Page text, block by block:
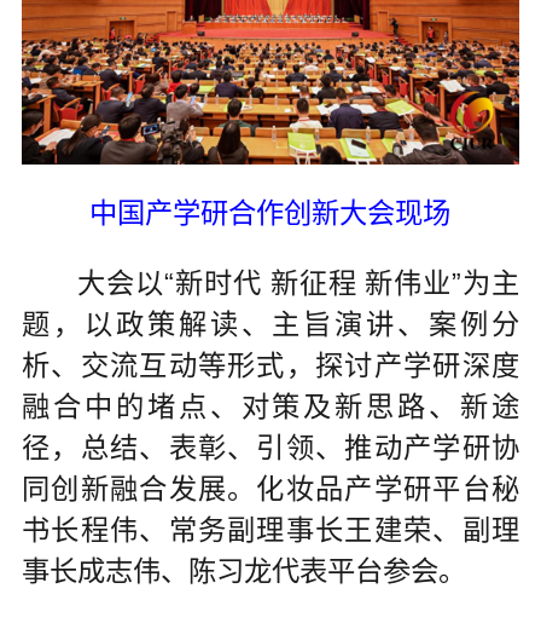
中国产学研合作创新大会现场
大会以“新时代 新征程 新伟业”为主
题，以政策解读、主旨演讲、案例分
析、交流互动等形式，探讨产学研深度
融合中的堵点、对策及新思路、新途
径，总结、表彰、引领、推动产学研协
同创新融合发展。化妆品产学研平台秘
书长程伟、常务副理事长王建荣、副理
事长成志伟、陈习龙代表平台参会。